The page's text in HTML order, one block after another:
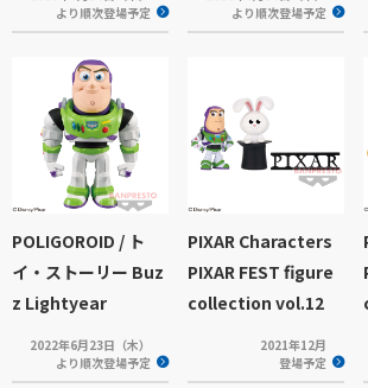
より順次登場予定
より順次登場予定
POLIGOROID / ト
イ・ストーリー Buz
z Lightyear
2022年6月23日（木）
より順次登場予定
PIXAR Characters
PIXAR FEST figure
collection vol.12
2021年12月
登場予定